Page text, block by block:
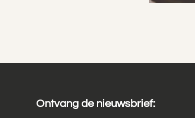
Ontvang de nieuwsbrief: